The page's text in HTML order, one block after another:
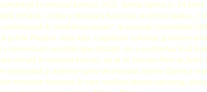
în romanul francez, 2011. Ionela Oprea (n. 14
română, Limba şi literatura franceză, la Universitatea „1
în context european”, la aceeaşi Universitate
şi Arte Plastice, Alba Iulia: Legăturile culturale şi literare
numeroase cercetări specializate. Nu s-a observat însă
circulă în romanul francez, de la Al. Dumas-Pére la Jules
exhaustivă şi adeseori greu de procurat, Ionela Oprea a
romanele franceze în care românul devine personaj,